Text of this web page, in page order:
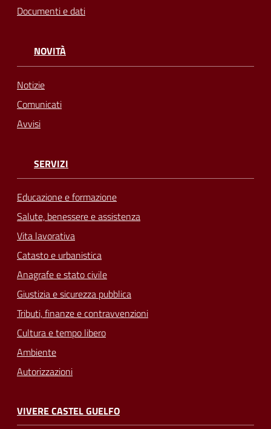
Documenti e dati
NOVITÀ
Notizie
Comunicati
Avvisi
SERVIZI
Educazione e formazione
Salute, benessere e assistenza
Vita lavorativa
Catasto e urbanistica
Anagrafe e stato civile
Giustizia e sicurezza pubblica
Tributi, finanze e contravvenzioni
Cultura e tempo libero
Ambiente
Autorizzazioni
VIVERE CASTEL GUELFO